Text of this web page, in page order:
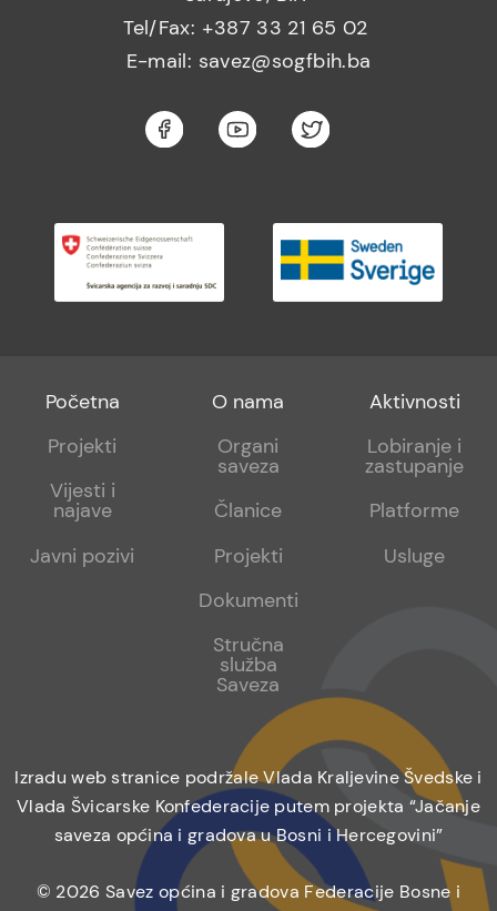
Tel/Fax: +387 33 21 65 02
E-mail: savez@sogfbih.ba
Footer
menu
Početna
Projekti
Vijesti i
najave
Javni pozivi
Footer
sub
O nama
Organi
saveza
Članice
Projekti
Dokumenti
Stručna
služba
Saveza
Footer
sub
Aktivnosti
Lobiranje i
zastupanje
Platforme
Usluge
Izradu web stranice podržale Vlada Kraljevine Švedske i
Vlada Švicarske Konfederacije putem projekta “Jačanje
saveza općina i gradova u Bosni i Hercegovini”
© 2026 Savez općina i gradova Federacije Bosne i